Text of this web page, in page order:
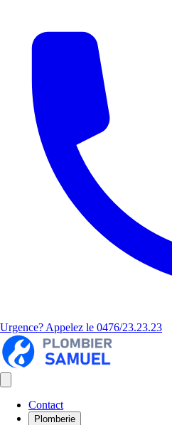
Urgence? Appelez le 0476/23.23.23
Contact
Plomberie